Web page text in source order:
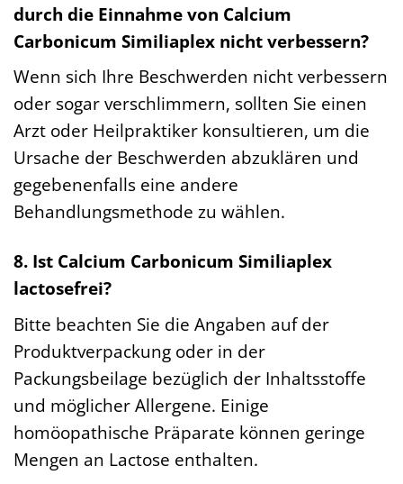
durch die Einnahme von Calcium
Carbonicum Similiaplex nicht verbessern?
Wenn sich Ihre Beschwerden nicht verbessern
oder sogar verschlimmern, sollten Sie einen
Arzt oder Heilpraktiker konsultieren, um die
Ursache der Beschwerden abzuklären und
gegebenenfalls eine andere
Behandlungsmethode zu wählen.
8. Ist Calcium Carbonicum Similiaplex
lactosefrei?
Bitte beachten Sie die Angaben auf der
Produktverpackung oder in der
Packungsbeilage bezüglich der Inhaltsstoffe
und möglicher Allergene. Einige
homöopathische Präparate können geringe
Mengen an Lactose enthalten.